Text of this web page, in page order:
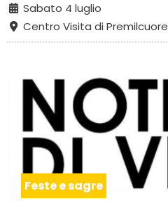
Sabato 4 luglio
Centro Visita di Premilcuore
Feste e sagre